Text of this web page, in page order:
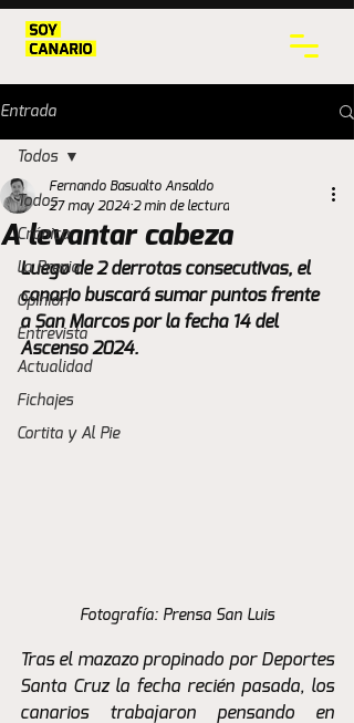
Entrada
Todos
Crónica
La Previa
Opinión
Entrevista
Actualidad
Fichajes
Cortita y Al Pie
Todos
A levantar cabeza
Fernando Basualto Ansaldo
27 may 2024 2 min de lectura
Luego de 2 derrotas consecutivas, el
canario buscará sumar puntos frente
a San Marcos por la fecha 14 del
Ascenso 2024.
Fotografía: Prensa San Luis
Tras el mazazo propinado por Deportes
Santa Cruz la fecha recién pasada, los
canarios trabajaron pensando en